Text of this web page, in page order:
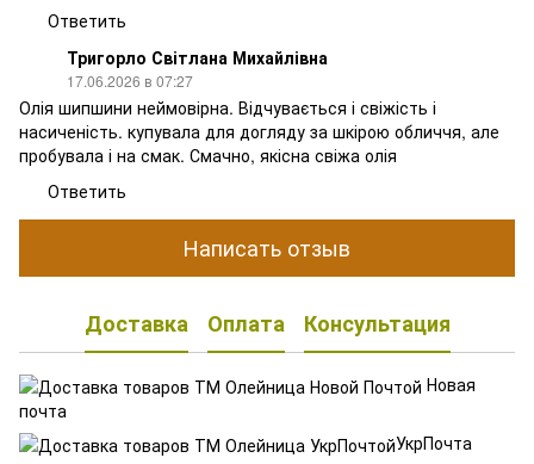
Ответить
Тригорло Світлана Михайлівна
17.06.2026 в 07:27
Олія шипшини неймовірна. Відчувається і свіжість і
насиченість. купувала для догляду за шкірою обличчя, але
пробувала і на смак. Смачно, якісна свіжа олія
Ответить
Написать отзыв
Доставка Оплата Консультация
Новая
почта
УкрПочта